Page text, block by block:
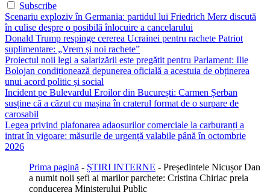
Subscribe
Scenariu exploziv în Germania: partidul lui Friedrich Merz discută
în culise despre o posibilă înlocuire a cancelarului
Donald Trump respinge cererea Ucrainei pentru rachete Patriot
suplimentare: „Vrem și noi rachete”
Proiectul noii legi a salarizării este pregătit pentru Parlament: Ilie
Bolojan condiționează depunerea oficială a acestuia de obținerea
unui acord politic și social
Incident pe Bulevardul Eroilor din București: Carmen Șerban
susține că a căzut cu mașina în craterul format de o surpare de
carosabil
Legea privind plafonarea adaosurilor comerciale la carburanți a
intrat în vigoare: măsurile de urgență valabile până în octombrie
2026
Prima pagină - ȘTIRI INTERNE - Președintele Nicușor Dan
a numit noii șefi ai marilor parchete: Cristina Chiriac preia
conducerea Ministerului Public